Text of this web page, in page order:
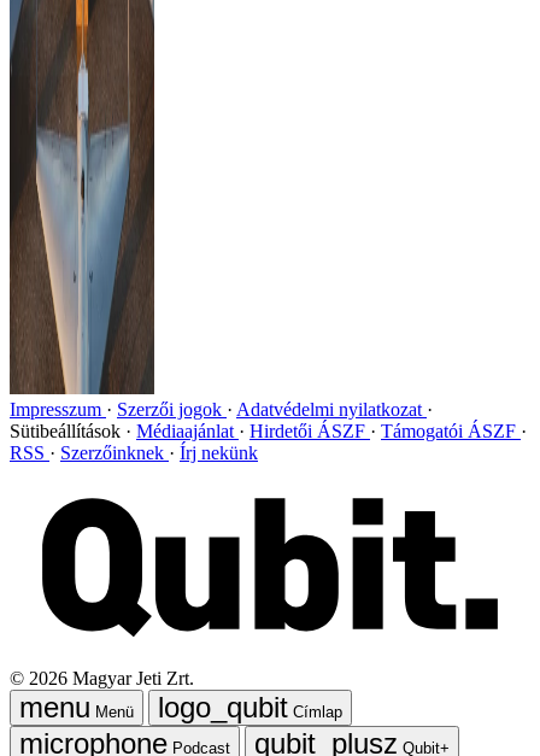
Impresszum Szerzői jogok
Adatvédelmi nyilatkozat
Sütibeállítások
Médiaajánlat Hirdetői ÁSZF
Támogatói ÁSZF
RSS
Szerzőinknek Írj nekünk
© 2026 Magyar Jeti Zrt.
Menü
Címlap
Podcast
Qubit+